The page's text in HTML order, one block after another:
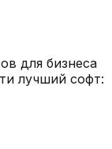
для бизнеса
лучший софт: